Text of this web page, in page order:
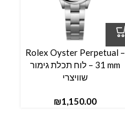
Rolex Oyster Perpetual –
31 mm – לוח תכלת גימור
שוויצרי
₪